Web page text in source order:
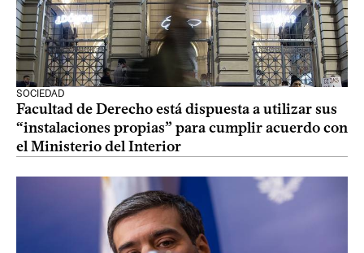
SOCIEDAD
Facultad de Derecho está dispuesta a utilizar sus
“instalaciones propias” para cumplir acuerdo con
el Ministerio del Interior